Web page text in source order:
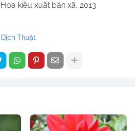
kiều xuất bản xã, 2013
Thuật